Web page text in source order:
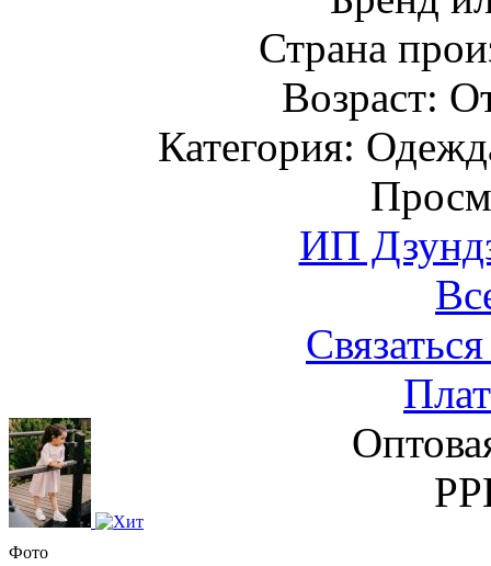
Страна
Возраст:
Категория:
ИП
Фото